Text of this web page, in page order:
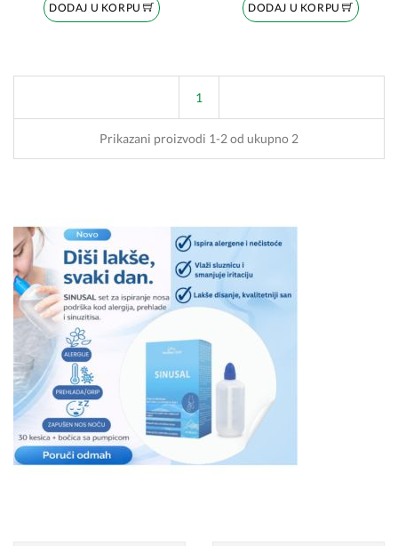
DODAJ U KORPU DODAJ U KORPU
1
Prikazani proizvodi 1-2 od ukupno 2